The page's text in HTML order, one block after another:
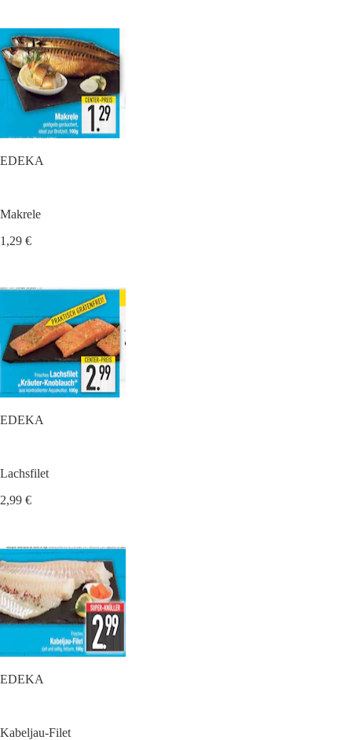
EDEKA
Makrele
1,29 €
EDEKA
Lachsfilet
2,99 €
EDEKA
Kabeljau-Filet